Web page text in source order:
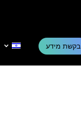
בקשת מידע